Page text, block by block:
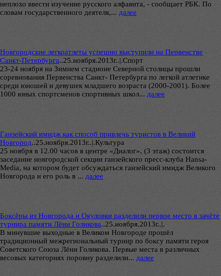
неплохо ввести изучение русского алфавита, - сообщает РБК. По
словам государственного деятеля,... далее
Новгородские легкоатлеты успешно выступили на Первенстве
Санкт-Петербурга..25.ноября.2013г..|.Спорт
23-24 ноября на Зимнем стадионе Северной столицы прошли
соревнования Первенства Санкт- Петербурга по легкой атлетике
среди юношей и девушек младшего возраста (2000-2001). Более
1000 юных спортсменов спортивных школ... далее
Ганзейский имидж как способ привлечь туристов в Великий
Новгород..25.ноября.2013г..|.Культура
25 ноября в 12.00 часов в центре «Диалог», (3 этаж) состоится
заседание новгородской секции ганзейского пресс-клуба Hansa-
Media, на котором будет обсуждаться ганзейский имидж Великого
Новгорода и его роль в ... далее
Боксёры из Новгорода и Окуловки разделили первое место в зачёте
турнира памяти Лёни Голикова..25.ноября.2013г..|.
В минувшие выходные в Великом Новгороде прошёл
традиционный межрегиональный турнир по боксу памяти героя
Советского Союза Лёни Голикова. Первые места в различных
весовых категориях поровну разделили... далее